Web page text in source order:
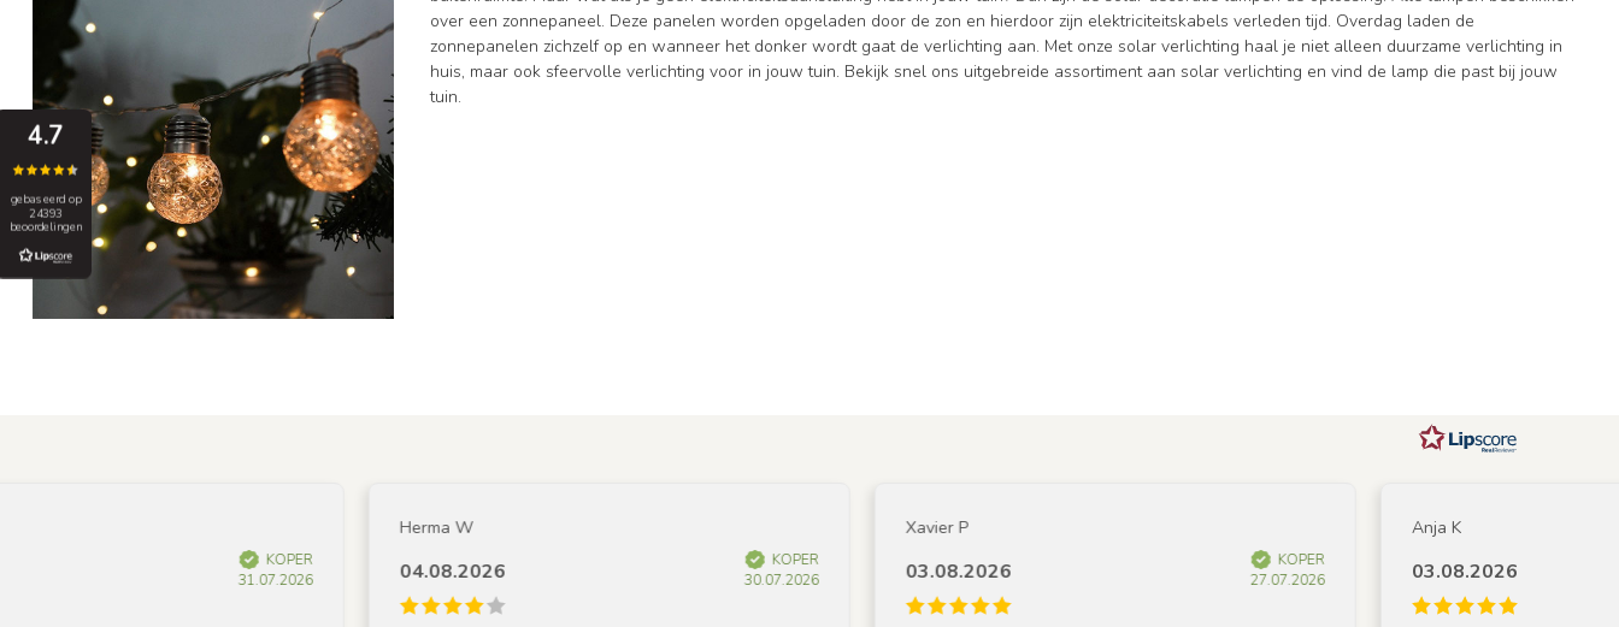
over een zonnepaneel. Deze panelen worden opgeladen door de zon en hierdoor zijn elektriciteitskabels verleden tijd. Overdag laden de
zonnepanelen zichzelf op en wanneer het donker wordt gaat de verlichting aan. Met onze solar verlichting haal je niet alleen duurzame verlichting in
huis, maar ook sfeervolle verlichting voor in jouw tuin. Bekijk snel ons uitgebreide assortiment aan solar verlichting en vind de lamp die past bij jouw
tuin.
04.08.2026 03.08.2026 03.08.2026
4.7
gebaseerd op
24393
beoordelingen